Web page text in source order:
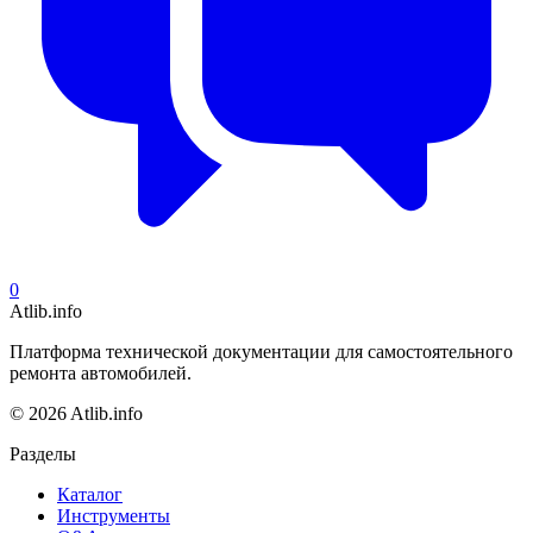
0
Atlib.info
Платформа технической документации для самостоятельного
ремонта автомобилей.
© 2026 Atlib.info
Разделы
Каталог
Инструменты